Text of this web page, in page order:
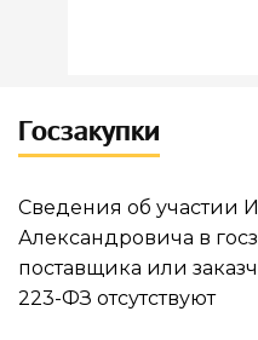
Госзакупки
Сведения об участии
Александровича в
поставщика или
223-ФЗ отсутствуют